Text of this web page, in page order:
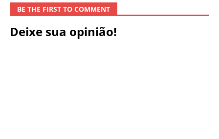
BE THE FIRST TO COMMENT
Deixe sua opinião!